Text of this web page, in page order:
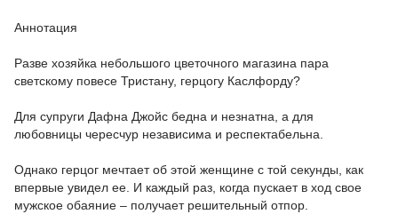
Аннотация
Разве хозяйка небольшого цветочного магазина пара
светскому повесе Тристану, герцогу Каслфорду?
Для супруги Дафна Джойс бедна и незнатна, а для
любовницы чересчур независима и респектабельна.
Однако герцог мечтает об этой женщине с той секунды, как
впервые увидел ее. И каждый раз, когда пускает в ход свое
мужское обаяние – получает решительный отпор.